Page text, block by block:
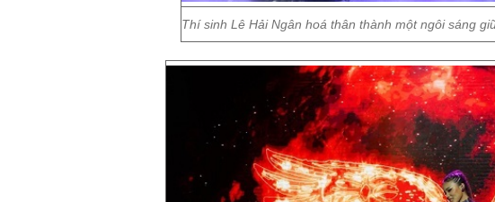
Thí sinh Lê Hải Ngân hoá thân thành một ngôi sáng